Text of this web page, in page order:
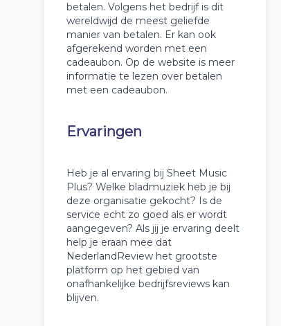
betalen. Volgens het bedrijf is dit
wereldwijd de meest geliefde
manier van betalen. Er kan ook
afgerekend worden met een
cadeaubon. Op de website is meer
informatie te lezen over betalen
met een cadeaubon.
Ervaringen
Heb je al ervaring bij Sheet Music
Plus? Welke bladmuziek heb je bij
deze organisatie gekocht? Is de
service echt zo goed als er wordt
aangegeven? Als jij je ervaring deelt
help je eraan mee dat
NederlandReview het grootste
platform op het gebied van
onafhankelijke bedrijfsreviews kan
blijven.